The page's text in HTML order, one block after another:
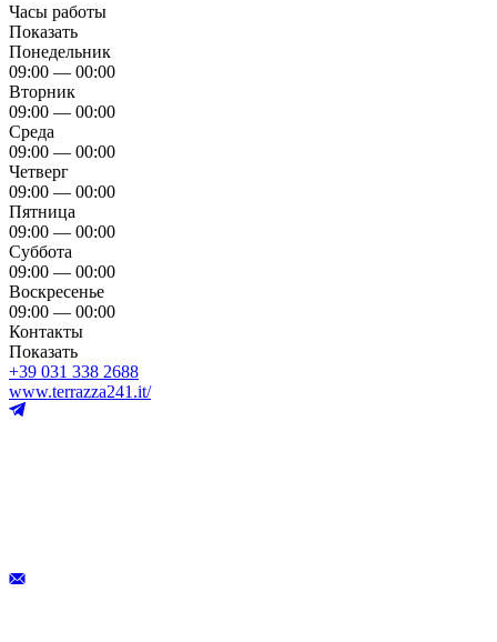
Часы работы
Показать
Понедельник
09:00 — 00:00
Вторник
09:00 — 00:00
Среда
09:00 — 00:00
Четверг
09:00 — 00:00
Пятница
09:00 — 00:00
Суббота
09:00 — 00:00
Воскресенье
09:00 — 00:00
Контакты
Показать
+39 031 338 2688
www.terrazza241.it/